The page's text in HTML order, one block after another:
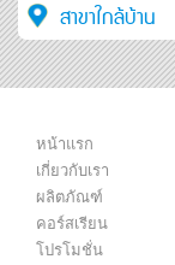
สาขาใกล้บ้าน
หน้าแรก
เกี่ยวกับเรา
ผลิตภัณฑ์
คอร์สเรียน
โปรโมชั่น